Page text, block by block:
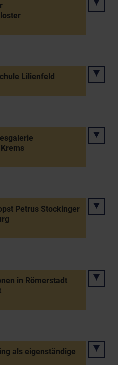
Lilienfeld
Petrus Stockinger
in Römerstadt
als eigenständige